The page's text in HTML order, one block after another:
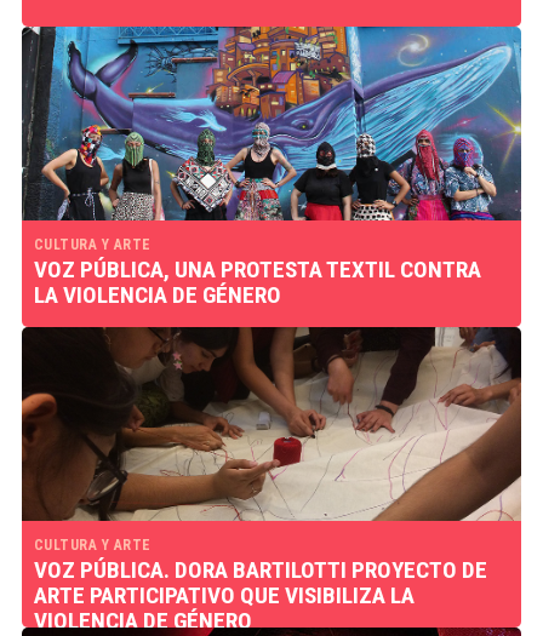
CULTURA Y ARTE
VOZ PÚBLICA, UNA PROTESTA TEXTIL CONTRA
LA VIOLENCIA DE GÉNERO
CULTURA Y ARTE
VOZ PÚBLICA. DORA BARTILOTTI PROYECTO DE
ARTE PARTICIPATIVO QUE VISIBILIZA LA
VIOLENCIA DE GÉNERO